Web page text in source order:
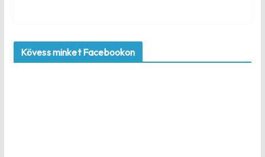
Kövess minket Facebookon